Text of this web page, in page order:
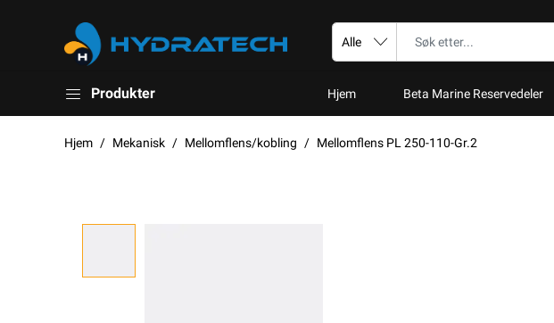
Produkter Hjem Beta Marine Reservedeler
Hjem Mekanisk Mellomflens/kobling Mellomflens PL 250-110-Gr.2